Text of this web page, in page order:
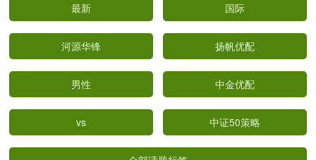
最新 国际
河源华锋 扬帆优配
男性 中金优配
vs 中证50策略